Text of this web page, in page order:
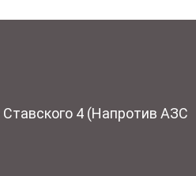
4 (Напротив АЗС